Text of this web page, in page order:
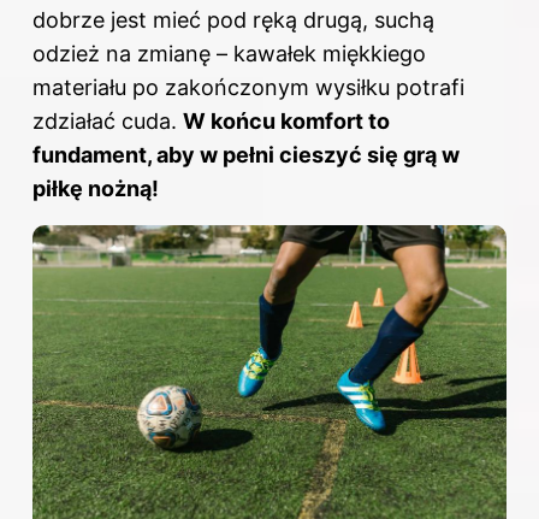
dobrze jest mieć pod ręką drugą, suchą
odzież na zmianę – kawałek miękkiego
materiału po zakończonym wysiłku potrafi
zdziałać cuda. W końcu komfort to
fundament, aby w pełni cieszyć się grą w
piłkę nożną!